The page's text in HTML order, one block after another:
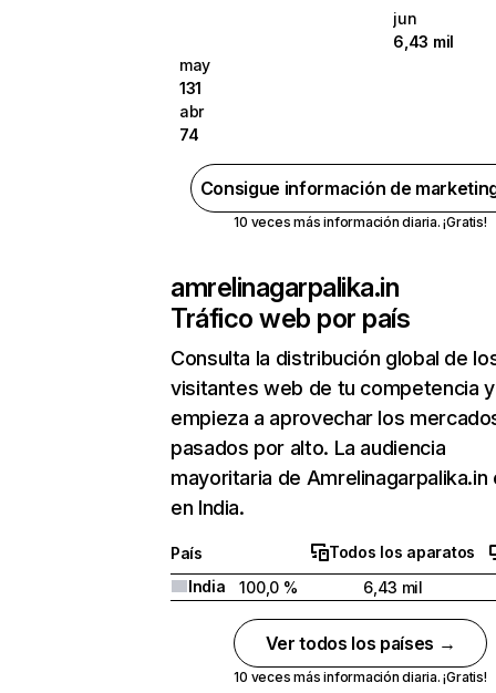
jun
6,43 mil
may
131
abr
74
Consigue información de
10 veces más información diaria. ¡Gratis!
amrelinagarpalika.in
Tráfico web por país
Consulta la distribución global de
visitantes web de tu competencia y
empieza a aprovechar los
pasados por alto. La audiencia
mayoritaria de Amrelinagarpalika.in
en India.
País
Todos los aparatos
India
100,0 % 6,43 mil
Ver todos los países →
10 veces más información diaria. ¡Gratis!